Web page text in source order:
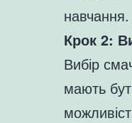
навчання.
Крок 2:
Вибір
мають